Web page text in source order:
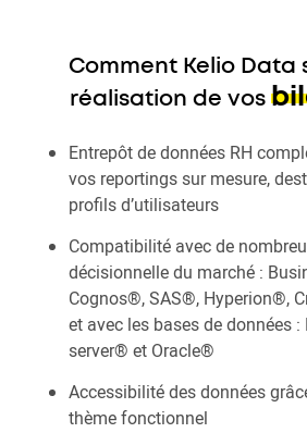
Comment Kelio Data
réalisation de vos
Entrepôt de données RH
vos reportings sur mesure,
profils d’utilisateurs
Compatibilité avec de
décisionnelle du marché :
Cognos®, SAS®, Hyperion®,
et avec les bases de données
server® et Oracle®
Accessibilité des données
thème fonctionnel